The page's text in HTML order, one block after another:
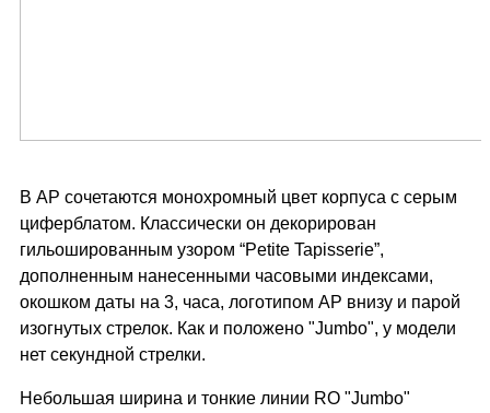
В AP сочетаются монохромный цвет корпуса с серым
циферблатом. Классически он декорирован
гильошированным узором “Petite Tapisserie”,
дополненным нанесенными часовыми индексами,
окошком даты на 3, часа, логотипом AP внизу и парой
изогнутых стрелок. Как и положено "Jumbo", у модели
нет секундной стрелки.
Небольшая ширина и тонкие линии RO "Jumbo"